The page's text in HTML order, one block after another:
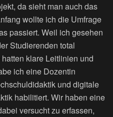
da sieht man auch das
wollte ich die Umfrage
passiert. Weil ich gesehen
Studierenden total
klare Leitlinien und
ich eine Dozentin
und digitale
habilitiert. Wir haben eine
versucht zu erfassen,